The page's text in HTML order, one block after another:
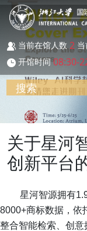
跳转到主要内容
当前在馆人数 2
开馆时间 08:30-
搜索
关于星河
创新平台
星河智源拥有
8000+商标数据，依
整合智能检索、创